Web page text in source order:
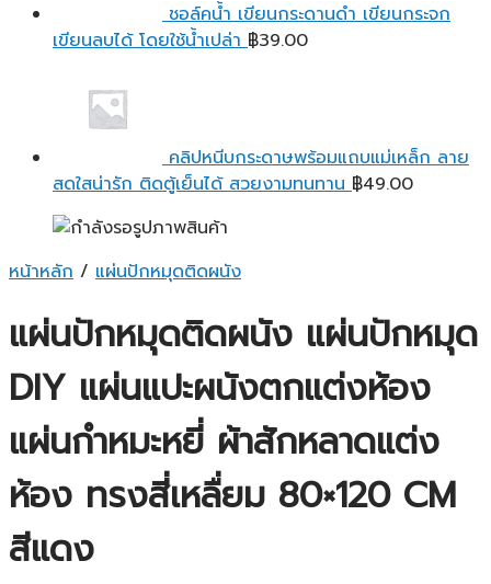
ชอล์คน้ำ เขียนกระดานดำ เขียนกระจก
เขียนลบได้ โดยใช้น้ำเปล่า ฿39.00
คลิปหนีบกระดาษพร้อมแถบแม่เหล็ก ลาย
สดใสน่ารัก ติดตู้เย็นได้ สวยงามทนทาน ฿49.00
หน้าหลัก / แผ่นปักหมุดติดผนัง
แผ่นปักหมุดติดผนัง แผ่นปักหมุด
DIY แผ่นแปะผนังตกแต่งห้อง
แผ่นกำหมะหยี่ ผ้าสักหลาดแต่ง
ห้อง ทรงสี่เหลื่ยม 80×120 CM
สีแดง